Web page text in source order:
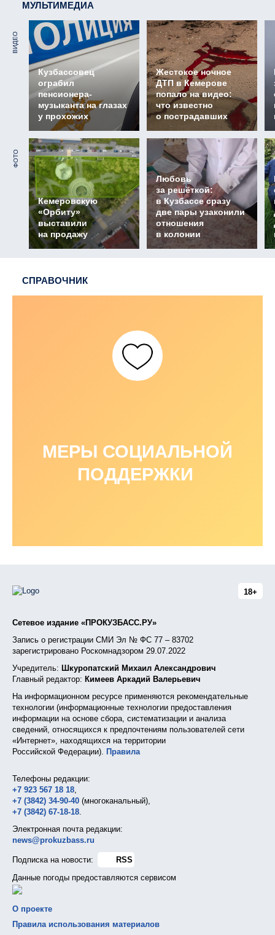
МУЛЬТИМЕДИА
ВИДЕО
Кузбассовец
ограбил
пенсионера-
музыканта на глазах
у прохожих
Жестокое ночное
ДТП в Кемерове
попало на видео:
что известно
о пострадавших
ФОТО
Кемеровскую
«Орбиту»
выставили
на продажу
Любовь
за решёткой:
в Кузбассе сразу
две пары узаконили
отношения
в колонии
СПРАВОЧНИК
МЕРЫ СОЦИАЛЬНОЙ
ПОДДЕРЖКИ
18+
Сетевое издание «ПРОКУЗБАСС.РУ»
Запись о регистрации СМИ Эл № ФС 77 – 83702
зарегистрировано Роскомнадзором 29.07.2022
Учредитель: Шкуропатский Михаил Александрович
Главный редактор: Кимеев Аркадий Валерьевич
На информационном ресурсе применяются рекомендательные
технологии (информационные технологии предоставления
информации на основе сбора, систематизации и анализа
сведений, относящихся к предпочтениям пользователей сети
«Интернет», находящихся на территории
Российской Федерации). Правила
Телефоны редакции:
+7 923 567 18 18,
+7 (3842) 34-90-40 (многоканальный),
+7 (3842) 67-18-18.
Электронная почта редакции:
news@prokuzbass.ru
Подписка на новости:
RSS
Данные погоды предоставляются сервисом
О проекте
Правила использования материалов